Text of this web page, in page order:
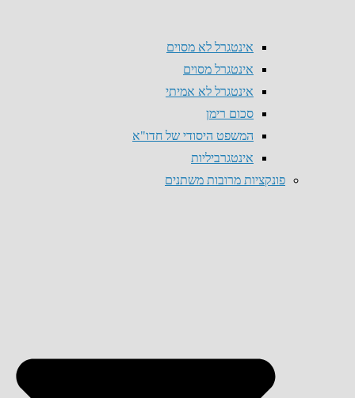
אינטגרל לא מסוים
אינטגרל מסוים
אינטגרל לא אמיתי
סכום רימן
המשפט היסודי של חדו"א
אינטגרביליות
פונקציות מרובות משתנים